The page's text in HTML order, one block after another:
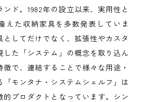
ンド。1982年の設立以来、実用性と
えた収納家具を多数発表していま
としてだけでなく、拡張性やカスタ
した「システム」の概念を取り込ん
徴で、連結することで様々な用途・
「モンタナ・システムシェルフ」は
的プロダクトとなっています。シン